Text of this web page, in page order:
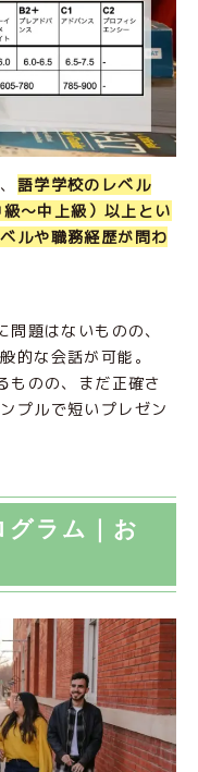
語学学校のレベル
〜中上級）以上とい
ルや職務経歴が問わ
題はないものの、
的な会話が可能。
ものの、まだ正確さ
プルで短いプレゼン
ラム｜お